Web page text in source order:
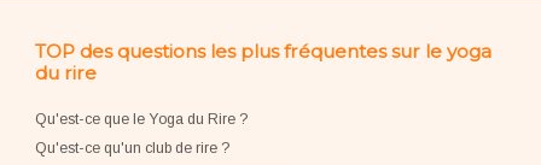
TOP des questions les plus fréquentes sur le yoga
du rire
Qu'est-ce que le Yoga du Rire ?
Qu'est-ce qu'un club de rire ?